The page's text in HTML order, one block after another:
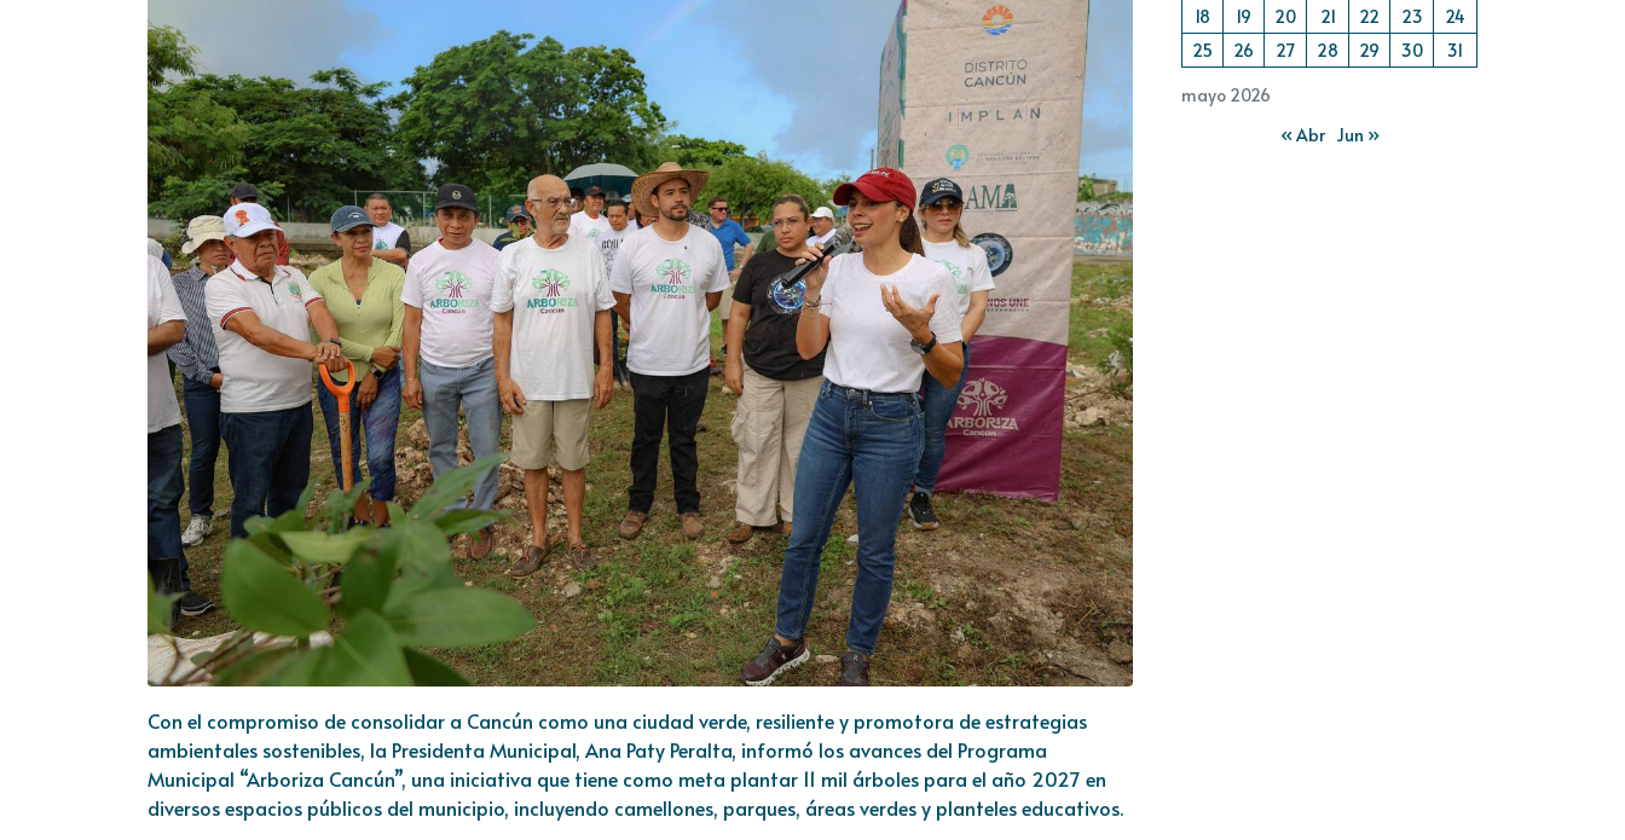
Con el compromiso de consolidar a Cancún como una ciudad verde, resiliente y promotora de estrategias
ambientales sostenibles, la Presidenta Municipal, Ana Paty Peralta, informó los avances del Programa
Municipal “Arboriza Cancún”, una iniciativa que tiene como meta plantar 11 mil árboles para el año 2027 en
diversos espacios públicos del municipio, incluyendo camellones, parques, áreas verdes y planteles educativos.
mayo 2026
18
19 20 21 22 23
24
25
26 27 28 29 30 31
« Abr Jun »